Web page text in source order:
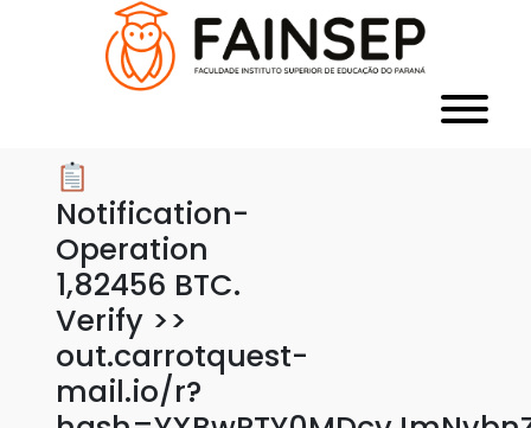
Notification-
Operation
1,82456 BTC.
Verify >>
out.carrotquest-
mail.io/r?